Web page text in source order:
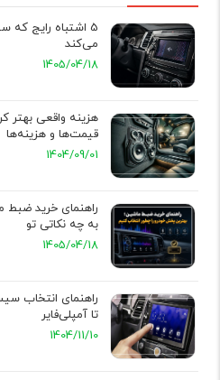
5 اشتباه رایج
می‌کند
1405/04/18
هزینه واقعی بهتر
قیمت‌ها و هزینه‌ها
1404/09/01
راهنمای خرید ضبط
به چه نکاتی تو
1405/04/18
راهنمای انتخاب
تا آمپلی‌فایر
1404/11/10